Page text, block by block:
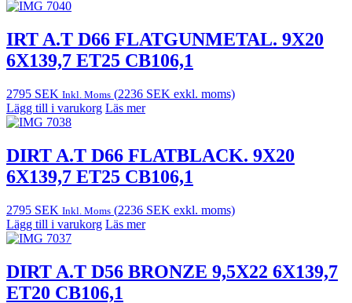
IRT A.T D66 FLATGUNMETAL. 9X20
6X139,7 ET25 CB106,1
2795 SEK Inkl. Moms (2236 SEK exkl. moms)
Lägg till i varukorg Läs mer
DIRT A.T D66 FLATBLACK. 9X20
6X139,7 ET25 CB106,1
2795 SEK Inkl. Moms (2236 SEK exkl. moms)
Lägg till i varukorg Läs mer
DIRT A.T D56 BRONZE 9,5X22 6X139,7
ET20 CB106,1